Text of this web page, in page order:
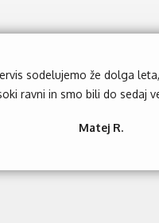
kvalitetni in nam nudijo
tiskarni.
Janez N.